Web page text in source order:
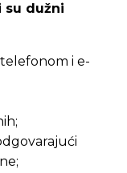
su dužni
i e-